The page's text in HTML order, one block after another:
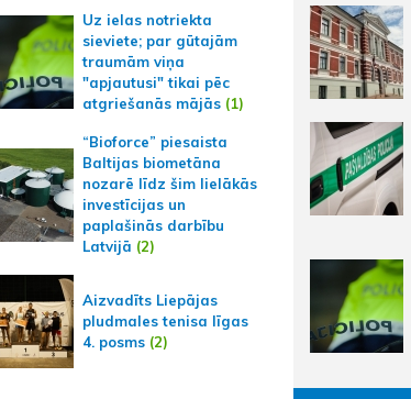
Uz ielas notriekta
sieviete; par gūtajām
traumām viņa
"apjautusi" tikai pēc
atgriešanās mājās(1)
“Bioforce” piesaista
Baltijas biometāna
nozarē līdz šim lielākās
investīcijas un
paplašinās darbību
Latvijā (2)
Aizvadīts Liepājas
pludmales tenisa līgas
4. posms(2)